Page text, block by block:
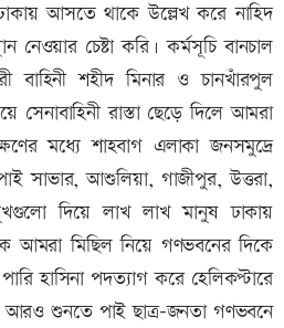
আসতে থাকে উল্লেখ করে নাহিদ
নেওয়ার চেষ্টা করি। কর্মসূচি বানচাল
বাহিনী শহীদ মিনার ও চানখাঁরপুল
সেনাবাহিনী রাস্তা ছেড়ে দিলে আমরা
মধ্যে শাহবাগ এলাকা জনসমুদ্রে
সাভার, আশুলিয়া, গাজীপুর, উত্তরা,
দিয়ে লাখ লাখ মানুষ ঢাকায়
আমরা মিছিল নিয়ে গণভবনের দিকে
হাসিনা পদত্যাগ করে হেলিকপ্টারে
আরও শুনতে পাই ছাত্র-জনতা গণভবনে